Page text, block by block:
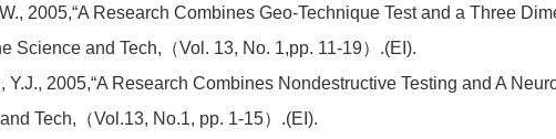
2005,“A Research Combines Geo-Technique Test and a Three
Science and Tech,（Vol. 13, No. 1,pp. 11-19）.(EI).
Y.J., 2005,“A Research Combines Nondestructive Testing and A
Tech,（Vol.13, No.1, pp. 1-15）.(EI).